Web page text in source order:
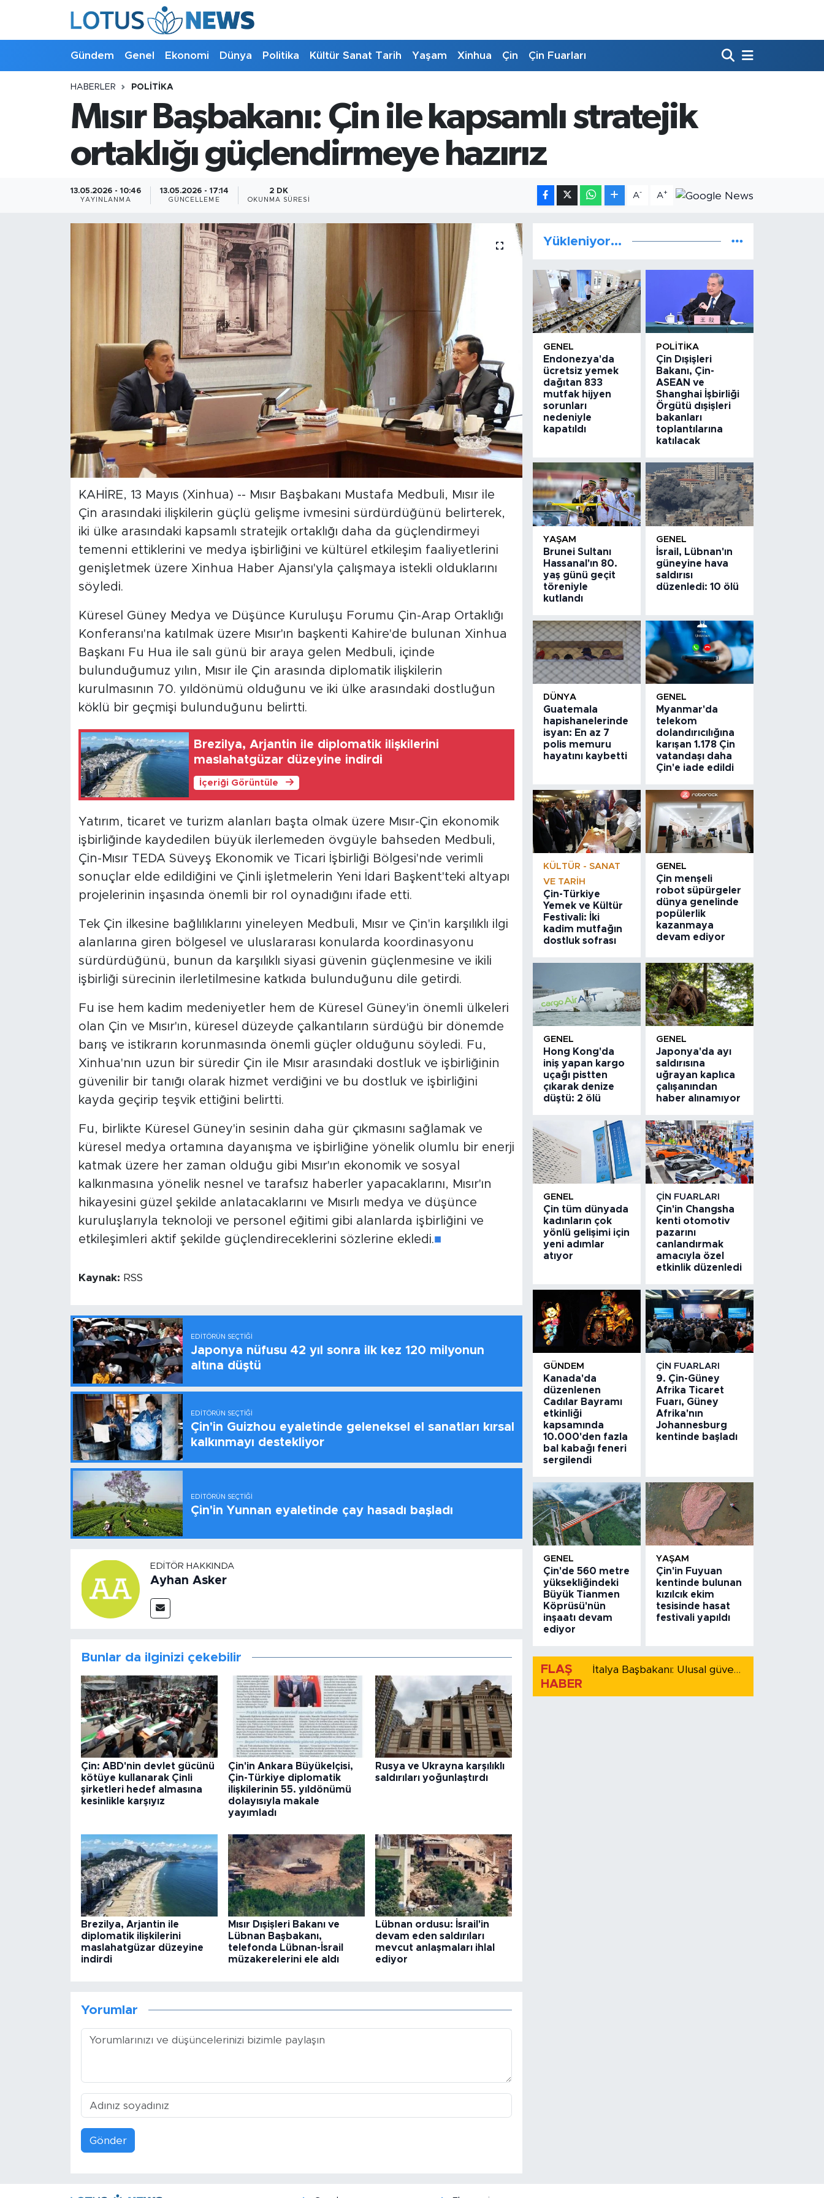
Gündem Genel Ekonomi Dünya Politika Kültür Sanat Tarih Yaşam Xinhua Çin Çin Fuarları
HABERLER POLITIKA
Mısır Başbakanı: Çin ile kapsamlı stratejik
ortaklığı güçlendirmeye hazırız
13.05.2026 - 10:46
YAYINLANMA
13.05.2026 - 17:14
GÜNCELLEME
2 DK
OKUNMA SÜRESI
A- A+
KAHİRE, 13 Mayıs (Xinhua) -- Mısır Başbakanı Mustafa Medbuli, Mısır ile
Çin arasındaki ilişkilerin güçlü gelişme ivmesini sürdürdüğünü belirterek,
iki ülke arasındaki kapsamlı stratejik ortaklığı daha da güçlendirmeyi
temenni ettiklerini ve medya işbirliğini ve kültürel etkileşim faaliyetlerini
genişletmek üzere Xinhua Haber Ajansı'yla çalışmaya istekli olduklarını
söyledi.
Küresel Güney Medya ve Düşünce Kuruluşu Forumu Çin-Arap Ortaklığı
Konferansı'na katılmak üzere Mısır'ın başkenti Kahire'de bulunan Xinhua
Başkanı Fu Hua ile salı günü bir araya gelen Medbuli, içinde
bulunduğumuz yılın, Mısır ile Çin arasında diplomatik ilişkilerin
kurulmasının 70. yıldönümü olduğunu ve iki ülke arasındaki dostluğun
köklü bir geçmişi bulunduğunu belirtti.
Brezilya, Arjantin ile diplomatik ilişkilerini
maslahatgüzar düzeyine indirdi
İçeriği Görüntüle
Yatırım, ticaret ve turizm alanları başta olmak üzere Mısır-Çin ekonomik
işbirliğinde kaydedilen büyük ilerlemeden övgüyle bahseden Medbuli,
Çin-Mısır TEDA Süveyş Ekonomik ve Ticari İşbirliği Bölgesi'nde verimli
sonuçlar elde edildiğini ve Çinli işletmelerin Yeni İdari Başkent'teki altyapı
projelerinin inşasında önemli bir rol oynadığını ifade etti.
Tek Çin ilkesine bağlılıklarını yineleyen Medbuli, Mısır ve Çin'in karşılıklı ilgi
alanlarına giren bölgesel ve uluslararası konularda koordinasyonu
sürdürdüğünü, bunun da karşılıklı siyasi güvenin güçlenmesine ve ikili
işbirliği sürecinin ilerletilmesine katkıda bulunduğunu dile getirdi.
Fu ise hem kadim medeniyetler hem de Küresel Güney'in önemli ülkeleri
olan Çin ve Mısır'ın, küresel düzeyde çalkantıların sürdüğü bir dönemde
barış ve istikrarın korunmasında önemli güçler olduğunu söyledi. Fu,
Xinhua'nın uzun bir süredir Çin ile Mısır arasındaki dostluk ve işbirliğinin
güvenilir bir tanığı olarak hizmet verdiğini ve bu dostluk ve işbirliğini
kayda geçirip teşvik ettiğini belirtti.
Fu, birlikte Küresel Güney'in sesinin daha gür çıkmasını sağlamak ve
küresel medya ortamına dayanışma ve işbirliğine yönelik olumlu bir enerji
katmak üzere her zaman olduğu gibi Mısır'ın ekonomik ve sosyal
kalkınmasına yönelik nesnel ve tarafsız haberler yapacaklarını, Mısır'ın
hikayesini güzel şekilde anlatacaklarını ve Mısırlı medya ve düşünce
kuruluşlarıyla teknoloji ve personel eğitimi gibi alanlarda işbirliğini ve
etkileşimleri aktif şekilde güçlendireceklerini sözlerine ekledi.■
Kaynak: RSS
EDITÖRÜN SEÇTIĞI
Japonya nüfusu 42 yıl sonra ilk kez 120 milyonun
altına düştü
EDITÖRÜN SEÇTIĞI
Çin'in Guizhou eyaletinde geleneksel el sanatları kırsal
kalkınmayı destekliyor
EDITÖRÜN SEÇTIĞI
Çin'in Yunnan eyaletinde çay hasadı başladı
EDITÖR HAKKINDA
Ayhan Asker
Bunlar da ilginizi çekebilir
Çin: ABD'nin devlet gücünü
kötüye kullanarak Çinli
şirketleri hedef almasına
kesinlikle karşıyız
Çin'in Ankara Büyükelçisi,
Çin-Türkiye diplomatik
ilişkilerinin 55. yıldönümü
dolayısıyla makale
yayımladı
Rusya ve Ukrayna karşılıklı
saldırıları yoğunlaştırdı
Brezilya, Arjantin ile
diplomatik ilişkilerini
maslahatgüzar düzeyine
indirdi
Mısır Dışişleri Bakanı ve
Lübnan Başbakanı,
telefonda Lübnan-İsrail
müzakerelerini ele aldı
Lübnan ordusu: İsrail'in
devam eden saldırıları
mevcut anlaşmaları ihlal
ediyor
Yorumlar
Gönder
Yükleniyor...
GENEL
Endonezya'da
ücretsiz yemek
dağıtan 833
mutfak hijyen
sorunları
nedeniyle
kapatıldı
POLITIKA
Çin Dışişleri
Bakanı, Çin-
ASEAN ve
Shanghai İşbirliği
Örgütü dışişleri
bakanları
toplantılarına
katılacak
YAŞAM
Brunei Sultanı
Hassanal'ın 80.
yaş günü geçit
töreniyle
kutlandı
GENEL
İsrail, Lübnan'ın
güneyine hava
saldırısı
düzenledi: 10 ölü
DÜNYA
Guatemala
hapishanelerinde
isyan: En az 7
polis memuru
hayatını kaybetti
GENEL
Myanmar'da
telekom
dolandırıcılığına
karışan 1.178 Çin
vatandaşı daha
Çin'e iade edildi
KÜLTÜR - SANAT
VE TARIH
Çin-Türkiye
Yemek ve Kültür
Festivali: İki
kadim mutfağın
dostluk sofrası
GENEL
Çin menşeli
robot süpürgeler
dünya genelinde
popülerlik
kazanmaya
devam ediyor
GENEL
Hong Kong'da
iniş yapan kargo
uçağı pistten
çıkarak denize
düştü: 2 ölü
GENEL
Japonya'da ayı
saldırısına
uğrayan kaplıca
çalışanından
haber alınamıyor
GENEL
Çin tüm dünyada
kadınların çok
yönlü gelişimi için
yeni adımlar
atıyor
ÇIN FUARLARI
Çin'in Changsha
kenti otomotiv
pazarını
canlandırmak
amacıyla özel
etkinlik düzenledi
GÜNDEM
Kanada'da
düzenlenen
Cadılar Bayramı
etkinliği
kapsamında
10.000'den fazla
bal kabağı feneri
sergilendi
ÇIN FUARLARI
9. Çin-Güney
Afrika Ticaret
Fuarı, Güney
Afrika'nın
Johannesburg
kentinde başladı
GENEL
Çin'de 560 metre
yüksekliğindeki
Büyük Tianmen
Köprüsü'nün
inşaatı devam
ediyor
YAŞAM
Çin'in Fuyuan
kentinde bulunan
kızılcık ekim
tesisinde hasat
festivali yapıldı
FLAŞ
HABER
İtalya Başbakanı: Ulusal güvenliği korumak için İspanya ile Schengen kapsamındaki serbest dolaşımı askıya alıyoruz
Foto Haber
Xinhua Türkiye